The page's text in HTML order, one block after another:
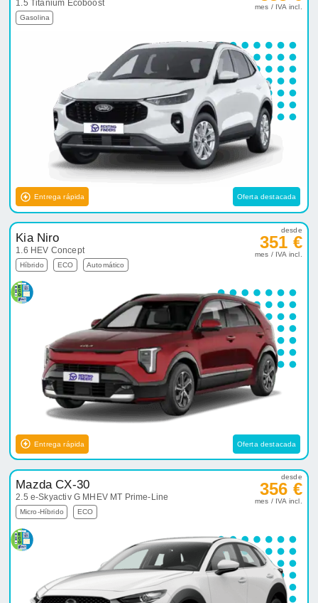
1.5 Titanium Ecoboost
Gasolina
mes / IVA incl.
Entrega rápida Oferta destacada
Kia Niro
1.6 HEV Concept
Híbrido ECO Automático
desde
351 €
mes / IVA incl.
Entrega rápida Oferta destacada
Mazda CX-30
2.5 e-Skyactiv G MHEV MT Prime-Line
Micro-Híbrido ECO
desde
356 €
mes / IVA incl.